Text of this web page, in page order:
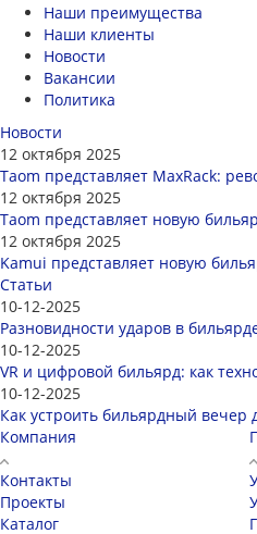
Наши преимущества
Наши клиенты
Новости
Вакансии
Политика
Новости
12 октября 2025
Taom представляет MaxRack:
12 октября 2025
Taom представляет новую
12 октября 2025
Kamui представляет новую
Статьи
10-12-2025
Разновидности ударов в
10-12-2025
VR и цифровой бильярд: как
10-12-2025
Как устроить бильярдный
Компания
Контакты
Проекты
Каталог